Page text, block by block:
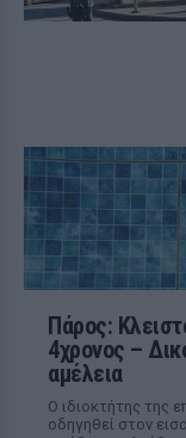
Πάρος:
4χρονος –
αμέλεια
Ο ιδιοκτήτης της
οδηγηθεί στον